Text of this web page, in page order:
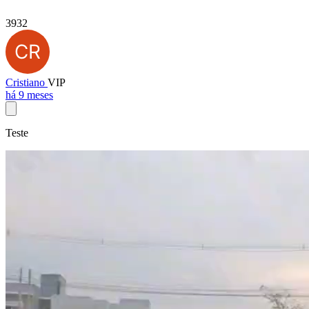
3932
Cristiano VIP
há 9 meses
Teste